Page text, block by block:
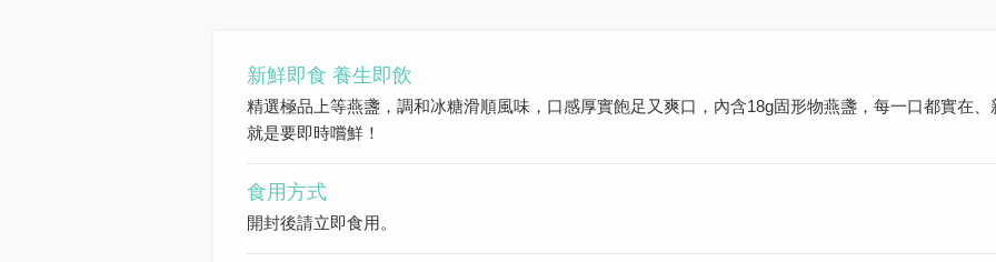
新鮮即食 養生即飲
精選極品上等燕盞，調和冰糖滑順風味，口感厚實飽足又爽口，內含18g固形物燕盞，每一口都實在
就是要即時嚐鮮！
食用方式
開封後請立即食用。